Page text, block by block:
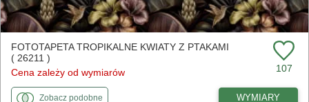
FOTOTAPETA TROPIKALNE KWIATY Z PTAKAMI
( 26211 )
Cena zależy od wymiarów
107
Zobaczfototapety
podobnedo Tropikalne kwiaty z ptakami WYMIARY